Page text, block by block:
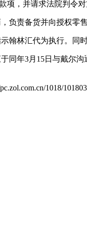
，并请求法院判令
负责备货并向授权零
林汇代为执行。同
同年3月15日与戴
1018/